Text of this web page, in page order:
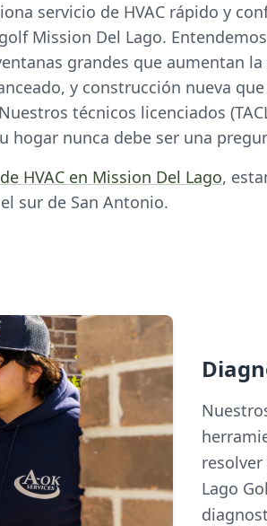
servicio de HVAC rápido y
Mission Del Lago.
grandes que aumentan
y construcción nueva
técnicos licenciados
hogar nunca debe ser una
HVAC en Mission Del Lago,
sur de San Antonio.
Lago